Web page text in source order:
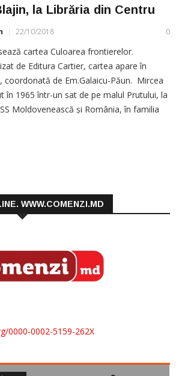
la Librăria din Centru
22/10/2018 0
cartea Culoarea frontierelor.
de Editura Cartier, cartea apare în
coordonată de Em.Galaicu-Păun. Mircea
în 1965 într-un sat de pe malul Prutului, la
Moldovenească și România, în familia
WWW.COMENZI.MD
0000-0002-5159-262X